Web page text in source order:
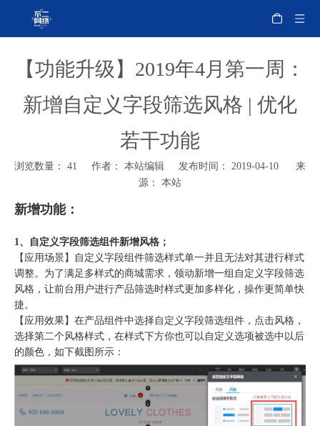
【功能升级】2019年4月第一周：
新增自定义字段筛选风格 | 优化
若干功能
浏览数量： 41 作者： 本站编辑 发布时间： 2019-04-10 来
源： 本站
新增功能：
1、自定义字段筛选组件新增风格；
【应用场景】自定义字段组件筛选样式单一并且无法对其进行样式
调整。为了满足多样式的商城需求，领动新增一组自定义字段筛选
风格，让前台用户进行产品筛选时样式更加多样化，操作更简单快
捷。
【应用效果】在产品组件中选择自定义字段筛选组件，点击风格，
选择第二个风格样式，在样式下方你也可以自定义选项被选中以后
的颜色，如下截图所示：